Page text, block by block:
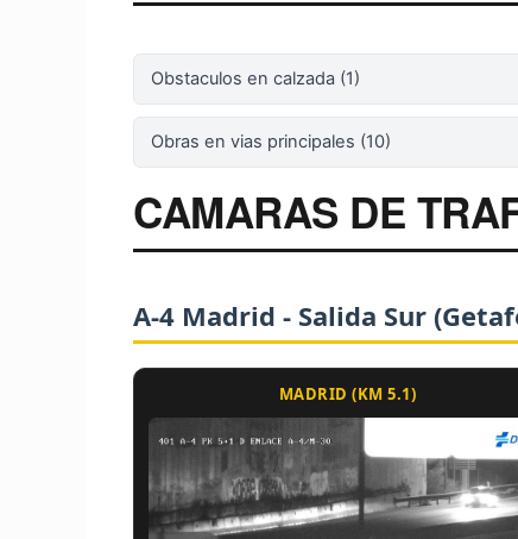
Obstaculos en calzada (1)
Obras en vias principales (10)
CAMARAS DE
A-4 Madrid - Salida Sur
MADRID (KM 5.1)